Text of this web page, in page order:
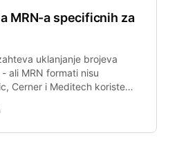
MRN-a specificnih za
uklanjanje brojeva
ali MRN formati nisu
Cerner i Meditech koriste
entiteta.